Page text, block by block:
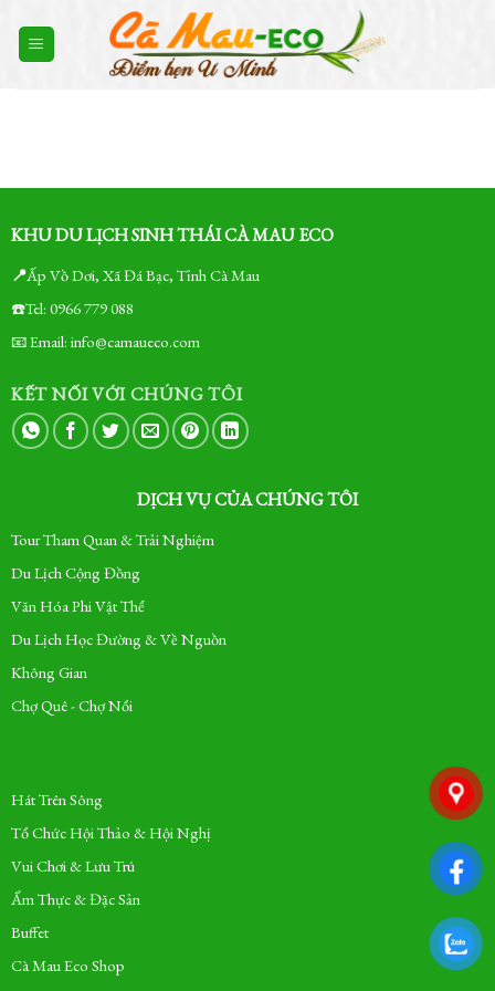
content
KHU DU LỊCH SINH THÁI CÀ MAU ECO
📍Ấp Vồ Dơi, Xã Đá Bạc, Tỉnh Cà Mau
☎️Tel: 0966 779 088
📧 Email: info@camaueco.com
KẾT NỐI VỚI CHÚNG TÔI
DỊCH VỤ CỦA CHÚNG TÔI
Tour Tham Quan & Trải Nghiệm
Du Lịch Cộng Đồng
Văn Hóa Phi Vật Thể
Du Lịch Học Đường & Về Nguồn
Không Gian
Chợ Quê - Chợ Nổi
Hát Trên Sông
Tổ Chức Hội Thảo & Hội Nghị
Vui Chơi & Lưu Trú
Ẩm Thực & Đặc Sản
Buffet
Cà Mau Eco Shop